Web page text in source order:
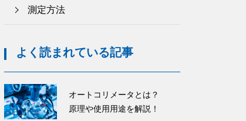
測定方法
よく読まれている記事
オートコリメータとは？
原理や使用用途を解説！